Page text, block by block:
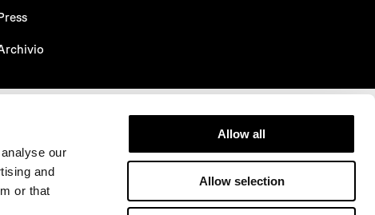
our
and
or that
Allow all
Allow selection
certificato n° 50 100 15927 - REV. 001